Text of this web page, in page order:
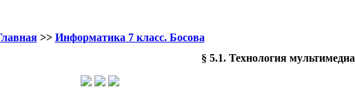
>> Информатика 7 класс. Босова
§ 5.1. Технология мультимедиа